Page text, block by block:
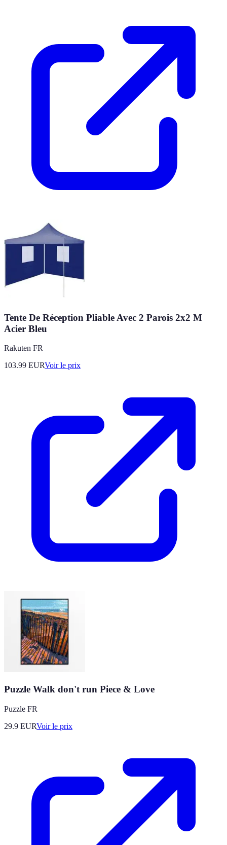
Tente De Réception Pliable Avec 2 Parois 2x2 M
Acier Bleu
Rakuten FR
103.99 EURVoir le prix
Puzzle Walk don't run Piece & Love
Puzzle FR
29.9 EURVoir le prix